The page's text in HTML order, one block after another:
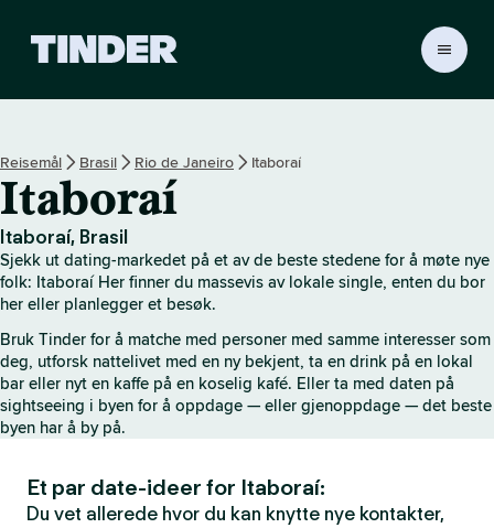
r
e
m
m
s
i
d
e
Reisemål Brasil Rio de Janeiro Itaboraí
Itaboraí
Itaboraí, Brasil
Sjekk ut dating-markedet på et av de beste stedene for å møte nye
folk: Itaboraí Her finner du massevis av lokale single, enten du bor
her eller planlegger et besøk.
Bruk Tinder for å matche med personer med samme interesser som
deg, utforsk nattelivet med en ny bekjent, ta en drink på en lokal
bar eller nyt en kaffe på en koselig kafé. Eller ta med daten på
sightseeing i byen for å oppdage — eller gjenoppdage — det beste
byen har å by på.
Et par date-ideer for Itaboraí:
Du vet allerede hvor du kan knytte nye kontakter,